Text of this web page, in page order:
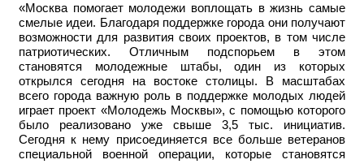
«Москва помогает молодежи воплощать в жизнь самые
смелые идеи. Благодаря поддержке города они получают
возможности для развития своих проектов, в том числе
патриотических. Отличным подспорьем в этом
становятся молодежные штабы, один из которых
открылся сегодня на востоке столицы. В масштабах
всего города важную роль в поддержке молодых людей
играет проект «Молодежь Москвы», с помощью которого
было реализовано уже свыше 3,5 тыс. инициатив.
Сегодня к нему присоединяется все больше ветеранов
специальной военной операции, которые становятся